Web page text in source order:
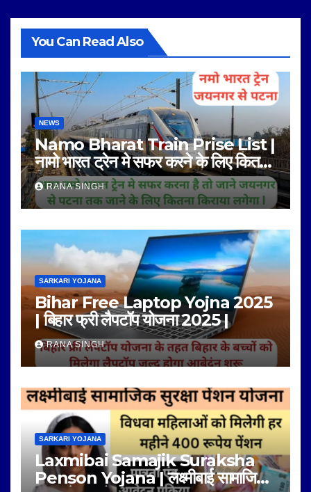
You Can Read Also
NEWS
Namo Bharat Train Prise List |
नामो भारत ट्रेन मे सफर करने के लिए कितना
किराया है |
RANA SINGH
SARKARI YOJANA
Bihar Free Laptop Yojna 2025
| बिहार फ्री लैपटॉप योजना 2025 |
RANA SINGH
SARKARI YOJANA
Laxmibai Samajik Suraksha
Penson Yojana | लक्ष्मीबाई सामाजिक